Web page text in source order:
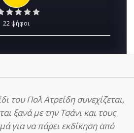
22 ψήφοι
του Πολ Ατρείδη συνεχίζεται,
ξανά με την Τσάνι και τους
για να πάρει εκδίκηση από